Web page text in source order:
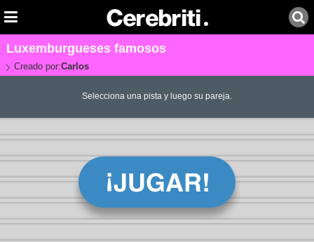
Luxemburgueses famosos
Creado por:Carlos
Selecciona una pista y luego su pareja.